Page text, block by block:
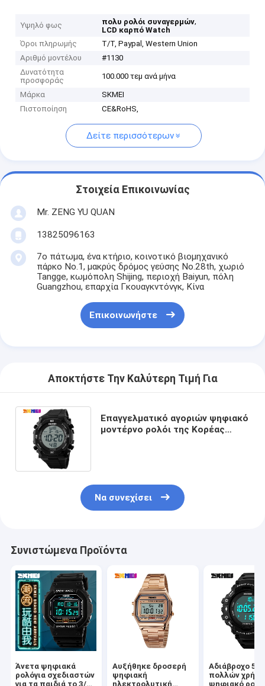
Υψηλό φως πολυ ρολόι συναγερμών,
LCD καρπό Watch
Όροι πληρωμής
T/T, Paypal, Western Union
Αριθμό μοντέλου
#1130
Δυνατότητα
προσφοράς
100.000 τεμ ανά μήνα
Μάρκα
SKMEI
Πιστοποίηση
CE&RoHS,
Δείτε περισσότερων
Στοιχεία Επικοινωνίας
Mr. ZENG YU QUAN
13825096163
7ο πάτωμα, ένα κτήριο, κοινοτικό βιομηχανικό
πάρκο No.1, μακρύς δρόμος γεύσης No.28th, χωριό
Tangge, κωμόπολη Shijing, περιοχή Baiyun, πόλη
Guangzhou, επαρχία Γκουαγκντόνγκ, Κίνα
Επικοινωνήστε
Αποκτήστε Την Καλύτερη Τιμή Για
Επαγγελματικό αγοριών ψηφιακό
μοντέρνο ρολόι της Κορέας
Να συνεχίσει
Συνιστώμενα Προϊόντα
Άνετα ψηφιακά
ρολόγια σχεδιαστών
για τα παιδιά το 3/5
Αυξήθηκε δροσερή
ψηφιακή
ηλεκτρολυτική
Αδιάβροχο
πολλών
ψηφιακό